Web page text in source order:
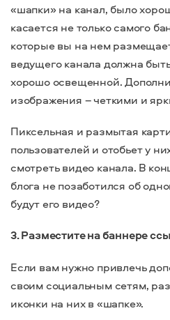
«шапки» на канал, было
касается не только самого
которые вы на нем
ведущего канала должна
хорошо освещенной.
изображения – четкими и
Пиксельная и размытая
пользователей и отобьет у
смотреть видео канала. В
блога не позаботился об
будут его видео?
3. Разместите на баннере
Если вам нужно привлечь
своим социальным сетям,
иконки на них в «шапке».